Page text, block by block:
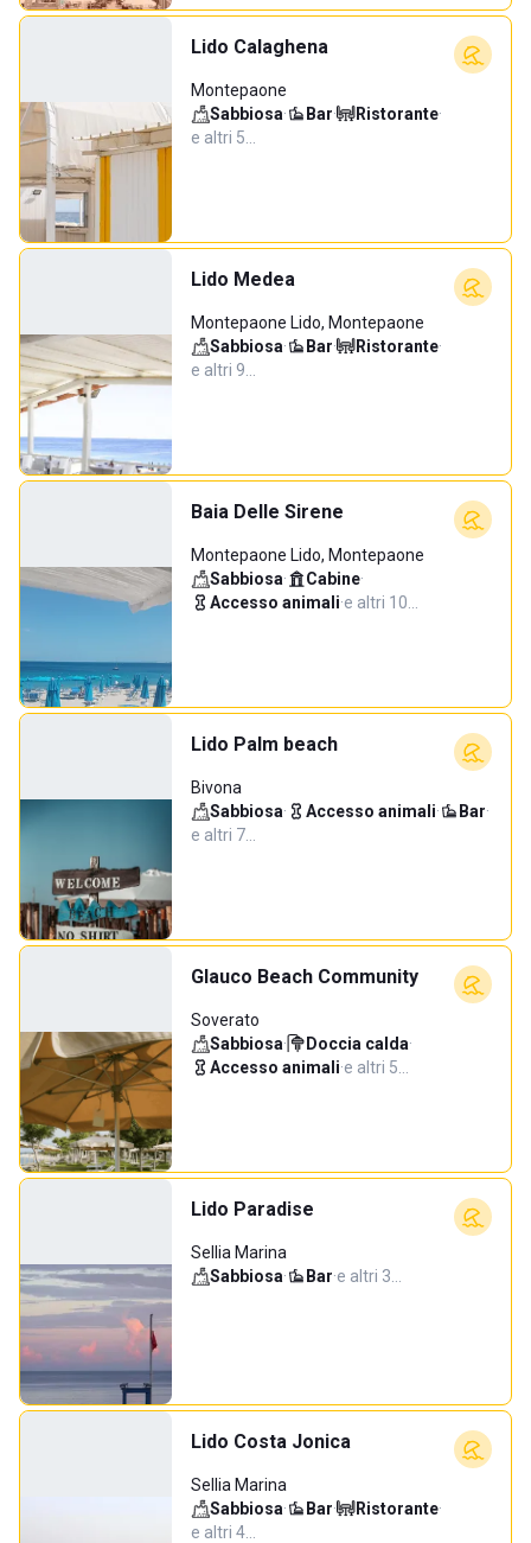
Lido Calaghena
Montepaone
Sabbiosa· Bar· Ristorante·
e altri 5…
Lido Medea
Montepaone Lido, Montepaone
Sabbiosa· Bar· Ristorante·
e altri 9…
Baia Delle Sirene
Montepaone Lido, Montepaone
Sabbiosa· Cabine·
Accesso animali·e altri 10…
Lido Palm beach
Bivona
Sabbiosa· Accesso animali· Bar·
e altri 7…
Glauco Beach Community
Soverato
Sabbiosa· Doccia calda·
Accesso animali·e altri 5…
Lido Paradise
Sellia Marina
Sabbiosa· Bar·e altri 3…
Lido Costa Jonica
Sellia Marina
Sabbiosa· Bar· Ristorante·
e altri 4…